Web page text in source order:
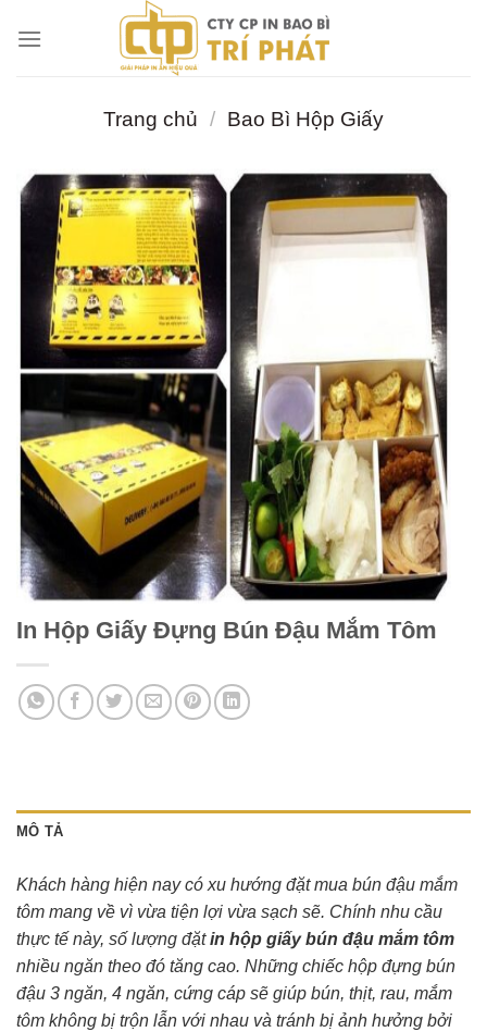
đến
Trang chủ / Bao Bì Hộp Giấy
In Hộp Giấy Đựng Bún Đậu Mắm Tôm
MÔ TẢ
Khách hàng hiện nay có xu hướng đặt mua bún đậu mắm
tôm mang về vì vừa tiện lợi vừa sạch sẽ. Chính nhu cầu
thực tế này, số lượng đặtin hộp giấy bún đậu mắm tôm
nhiều ngăn theo đó tăng cao. Những chiếc hộp đựng bún
đậu 3 ngăn, 4 ngăn, cứng cáp sẽ giúp bún, thịt, rau, mắm
tôm không bị trộn lẫn với nhau và tránh bị ảnh hưởng bởi